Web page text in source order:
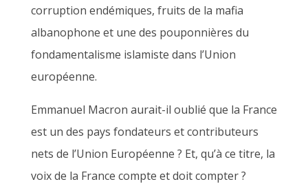
corruption endémiques, fruits de la mafia
albanophone et une des pouponnières du
fondamentalisme islamiste dans l’Union
européenne.
Emmanuel Macron aurait-il oublié que la France
est un des pays fondateurs et contributeurs
nets de l’Union Européenne ? Et, qu’à ce titre, la
voix de la France compte et doit compter ?